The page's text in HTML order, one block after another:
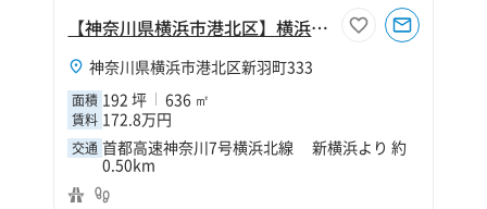
【神奈川県横浜市港北区】横浜市港北区新羽町192坪工場
神奈川県横浜市港北区新羽町333
面積 192 坪 636 ㎡
賃料 172.8万円
交通 首都高速神奈川7号横浜北線 新横浜より 約
0.50km